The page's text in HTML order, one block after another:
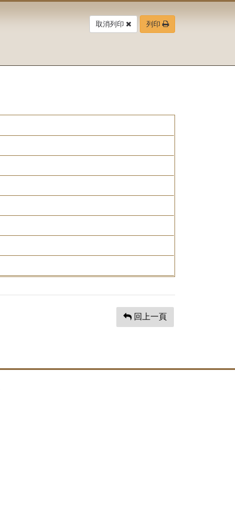
取消列印 列印
回上一頁